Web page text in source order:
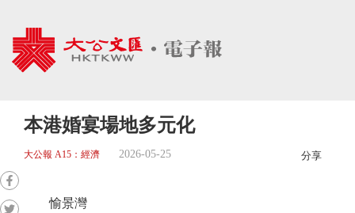
本港婚宴場地多元化
大公報 A15：經濟 2026-05-25 分享
愉景灣